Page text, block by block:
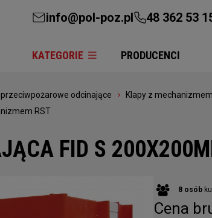
info@pol-poz.pl 48 362 53
KATEGORIE PRODUCENCI
przeciwpożarowe odcinające Klapy z
RST
FID S
8 osób
Cena